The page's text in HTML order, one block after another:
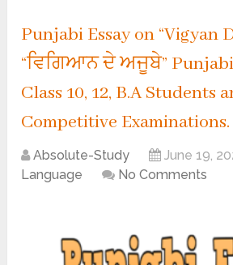
Punjabi Essay on “Vigyan
“ਵਿਗਿਆਨ ਦੇ ਅਜੂਬੇ” Punjabi
Class 10, 12, B.A Students
Competitive Examinations.
Absolute-Study June 19,
Language
No Comments